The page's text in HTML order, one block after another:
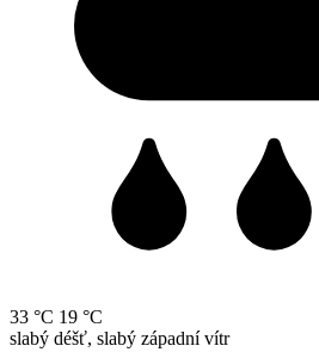
33 °C 19 °C
slabý déšť, slabý západní vítr